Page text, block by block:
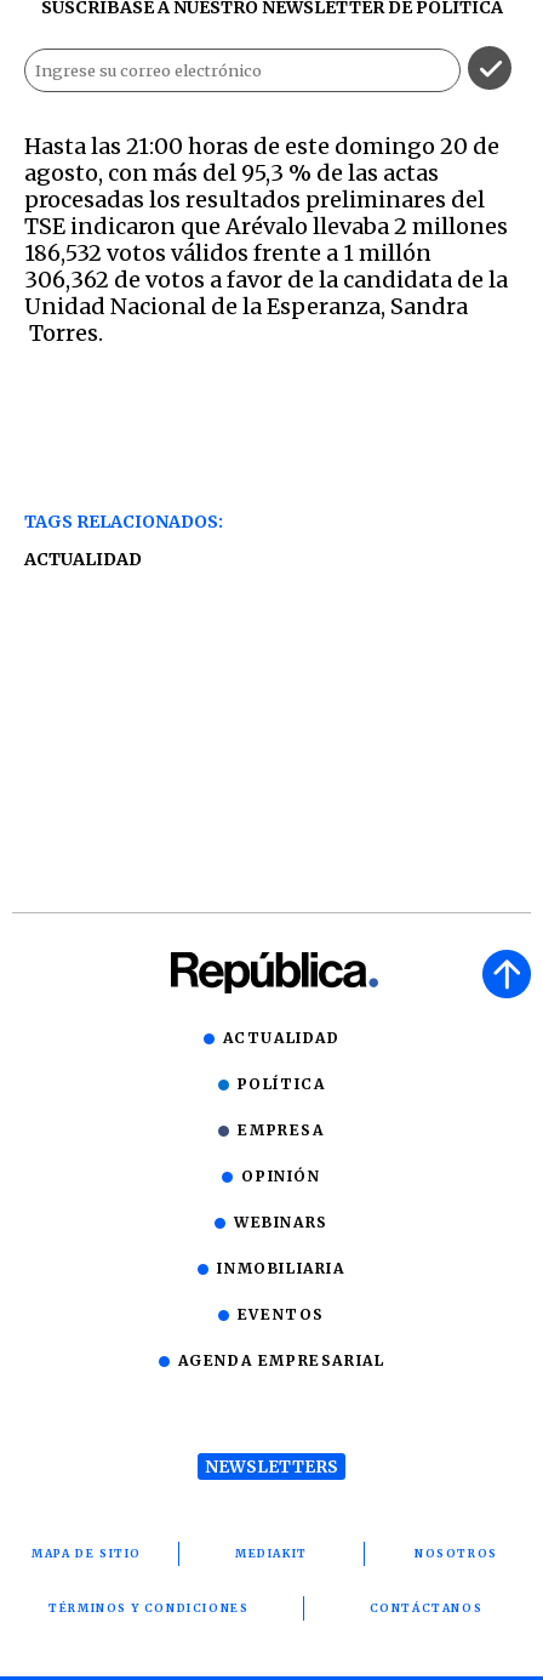
SUSCRÍBASE A NUESTRO NEWSLETTER DEPOLÍTICA
Hasta las 21:00 horas de este domingo 20 de
agosto, con más del 95,3 % de las actas
procesadas los resultados preliminares del
TSE indicaron que Arévalo llevaba 2 millones
186,532 votos válidos frente a 1 millón
306,362 de votos a favor de la candidata de la
Unidad Nacional de la Esperanza, Sandra
Torres.
TAGS RELACIONADOS:
ACTUALIDAD
ACTUALIDAD
POLÍTICA
EMPRESA
OPINIÓN
WEBINARS
INMOBILIARIA
EVENTOS
AGENDA EMPRESARIAL
NEWSLETTERS
MAPA DE SITIO MEDIAKIT NOSOTROS
TÉRMINOS Y CONDICIONES CONTÁCTANOS